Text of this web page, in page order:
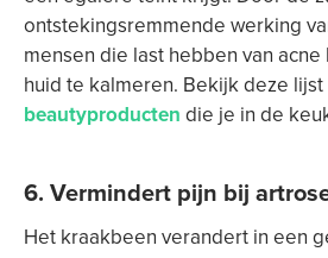
ontstekingsremmende werking
mensen die last hebben van
huid te kalmeren. Bekijk deze
beautyproducten die je in de
6. Vermindert pijn bij
Het kraakbeen verandert in een